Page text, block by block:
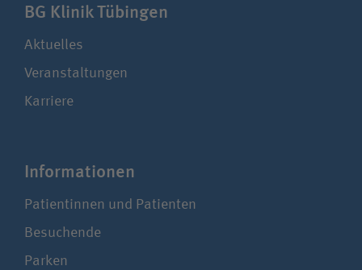
BG Klinik Tübingen
Aktuelles
Veranstaltungen
Karriere
Infor­ma­tionen
Patientinnen und Patienten
Besuchende
Parken